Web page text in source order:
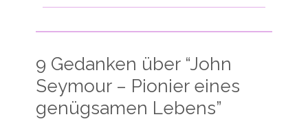
9 Gedanken über “John
Seymour – Pionier eines
genügsamen Lebens”